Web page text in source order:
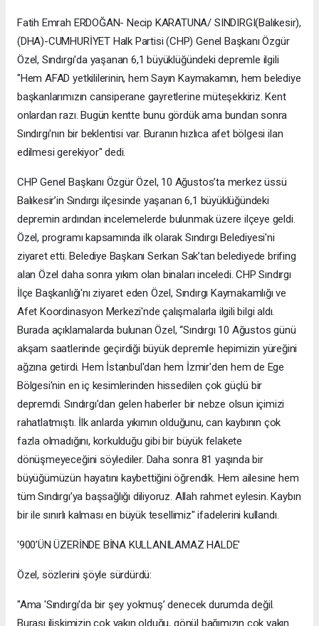
Fatih Emrah ERDOĞAN- Necip KARATUNA/ SINDIRGI(Balıkesir),
(DHA)-CUMHURİYET Halk Partisi (CHP) Genel Başkanı Özgür
Özel, Sındırgı'da yaşanan 6,1 büyüklüğündeki depremle ilgili
"Hem AFAD yetkililerinin, hem Sayın Kaymakamın, hem belediye
başkanlarımızın cansiperane gayretlerine müteşekkiriz. Kent
onlardan razı. Bugün kentte bunu gördük ama bundan sonra
Sındırgı'nın bir beklentisi var. Buranın hızlıca afet bölgesi ilan
edilmesi gerekiyor" dedi.
CHP Genel Başkanı Özgür Özel, 10 Ağustos’ta merkez üssü
Balıkesir’in Sındırgı ilçesinde yaşanan 6,1 büyüklüğündeki
depremin ardından incelemelerde bulunmak üzere ilçeye geldi.
Özel, programı kapsamında ilk olarak Sındırgı Belediyesi'ni
ziyaret etti. Belediye Başkanı Serkan Sak’tan belediyede brifing
alan Özel daha sonra yıkım olan binaları inceledi. CHP Sındırgı
İlçe Başkanlığı'nı ziyaret eden Özel, Sındırgı Kaymakamlığı ve
Afet Koordinasyon Merkezi'nde çalışmalarla ilgili bilgi aldı.
Burada açıklamalarda bulunan Özel, “Sındırgı 10 Ağustos günü
akşam saatlerinde geçirdiği büyük depremle hepimizin yüreğini
ağzına getirdi. Hem İstanbul'dan hem İzmir'den hem de Ege
Bölgesi'nin en iç kesimlerinden hissedilen çok güçlü bir
depremdi. Sındırgı’dan gelen haberler bir nebze olsun içimizi
rahatlatmıştı. İlk anlarda yıkımın olduğunu, can kaybının çok
fazla olmadığını, korkulduğu gibi bir büyük felakete
dönüşmeyeceğini söylediler. Daha sonra 81 yaşında bir
büyüğümüzün hayatını kaybettiğini öğrendik. Hem ailesine hem
tüm Sındırgı’ya başsağlığı diliyoruz. Allah rahmet eylesin. Kaybın
bir ile sınırlı kalması en büyük tesellimiz" ifadelerini kullandı.
'900’ÜN ÜZERİNDE BİNA KULLANILAMAZ HALDE'
Özel, sözlerini şöyle sürdürdü:
"Ama 'Sındırgı'da bir şey yokmuş’ denecek durumda değil.
Burası ilişkimizin çok yakın olduğu, gönül bağımızın çok yakın